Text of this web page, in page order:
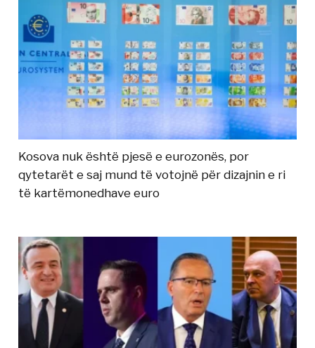
Kosova nuk është pjesë e eurozonës, por
qytetarët e saj mund të votojnë për dizajnin e ri
të kartëmonedhave euro